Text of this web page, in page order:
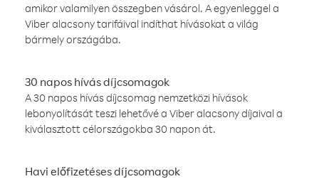
amikor valamilyen összegben vásárol. A egyenleggel a
Viber alacsony tarifáival indíthat hívásokat a világ
bármely országába.
30 napos hívás díjcsomagok
A 30 napos hívás díjcsomag nemzetközi hívások
lebonyolítását teszi lehetővé a Viber alacsony díjaival a
kiválasztott célországokba 30 napon át.
Havi előfizetéses díjcsomagok